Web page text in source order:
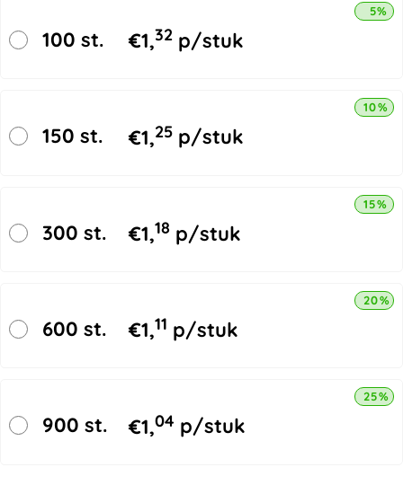
100 st. €1,32 p/stuk
5%
150 st. €1,25 p/stuk
10%
300 st. €1,18 p/stuk
15%
600 st. €1,11 p/stuk
20%
900 st. €1,04 p/stuk
25%